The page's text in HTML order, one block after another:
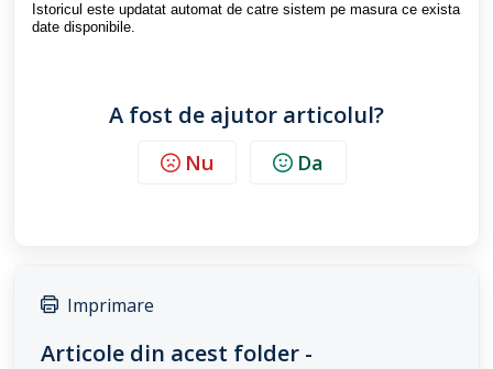
Istoricul este updatat automat de catre sistem pe masura ce exista
date disponibile.
A fost de ajutor articolul?
Nu Da
Imprimare
Articole din acest folder -